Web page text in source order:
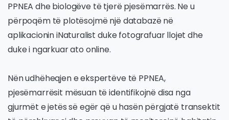
PPNEA dhe biologëve të tjerë pjesëmarrës. Ne u
përpoqëm të plotësojmë një databazë në
aplikacionin iNaturalist duke fotografuar llojet dhe
duke i ngarkuar ato online.
Nën udhëheqjen e ekspertëve të PPNEA,
pjesëmarrësit mësuan të identifikojnë disa nga
gjurmët e jetës së egër që u hasën përgjatë transektit